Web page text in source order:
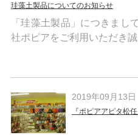
珪藻土製品についてのお知らせ
「珪藻土製品」につきまし
社ポピアをご利用いただき
2019年09月13日
『ポピアアピタ松